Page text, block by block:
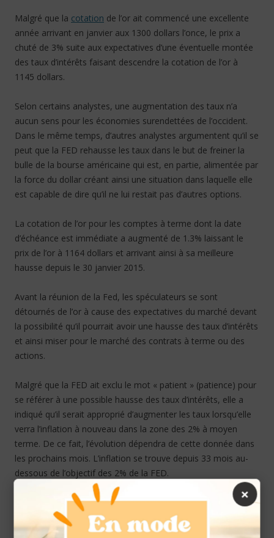
Malgré que la cotation de l’or ait commencé une excellente
année arrivant en janvier aux 1300 dollars l’once, le prix a
chuté de 3% suite aux expectatives d’une éventuelle montée
des taux d’intérêts faisant descendre la cotation de l’or à
1145 dollars.
Selon certains analystes, une augmentation des taux n’a
aucun sens pour les économies surendettées de l’occident.
Dans le même temps, d’autres analystes argumentent qu’il se
peut que la FED rehausse les taux dans le but de freiner la
bulle de la bourse américaine qui est, en partie, alimentée par
la force du dollar créant ainsi une situation dans laquelle elle
est capable de dire qu’il ne lui restait pas d’autres options.
La cotation de l’or pour les comptes à terme dont la date
d’échéance est immédiate a augmenté de 1.3% laissant le
prix de l’or à 1164 dollars et arrivant ainsi à sa meilleure
hausse depuis le 30 janvier 2015.
Avant la réunion de la Fed, les spéculateurs se sont
détournés de l’or à cause des expectatives du marché devant
la possibilité qu’il pourrait avoir une hausse des taux d’intérêts
et ainsi miser pour le marché des contrats à terme ou des
actions.
Malgré que la FED ait exclu le mot « patient » (patience) pour
se référer à une possible hausse des taux d’intérêts, elle a
indiqué qu’il serait approprié d’augmenter les taux lorsqu’elle
verra l’inflation à nouveau dans la zone des 2% à moyen
terme. De ce fait, l’évolution dépendra de cette donnée dans
les prochains mois. L’inflation se trouve depuis 33 mois au-
dessous de l’objectif des 2% de la FED.
×